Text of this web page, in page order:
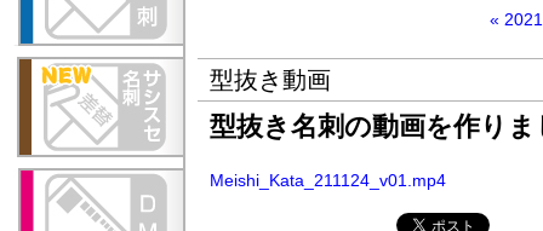
«
型抜き動画
型抜き名刺の動画を作り
Meishi_Kata_211124_v01.mp4